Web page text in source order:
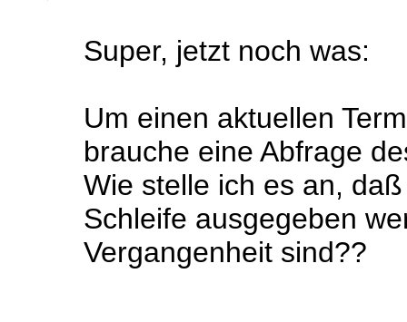
Super, jetzt noch was:
Um einen aktuellen
brauche eine Abfrage
Wie stelle ich es an,
Schleife ausgegeben
Vergangenheit sind??